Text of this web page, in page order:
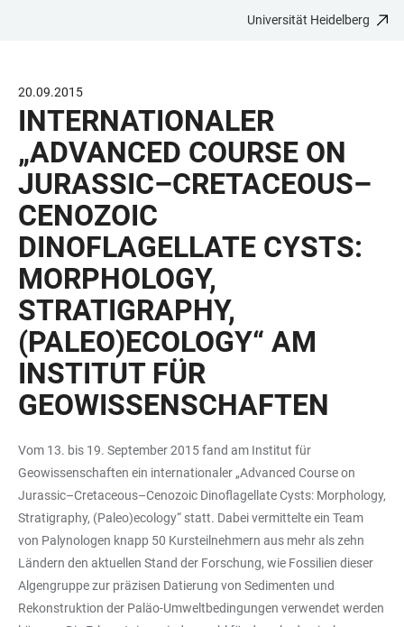
BARRIEREFREIHEIT
Universität Heidelberg
20.09.2015
INTERNATIONALER
„ADVANCED COURSE ON
JURASSIC–CRETACEOUS–
CENOZOIC
DINOFLAGELLATE CYSTS:
MORPHOLOGY,
STRATIGRAPHY,
(PALEO)ECOLOGY“ AM
INSTITUT FÜR
GEOWISSENSCHAFTEN
Vom 13. bis 19. September 2015 fand am Institut für
Geowissenschaften ein internationaler „Advanced Course on
Jurassic–Cretaceous–Cenozoic Dinoflagellate Cysts: Morphology,
Stratigraphy, (Paleo)ecology“ statt. Dabei vermittelte ein Team
von Palynologen knapp 50 Kursteilnehmern aus mehr als zehn
Ländern den aktuellen Stand der Forschung, wie Fossilien dieser
Algengruppe zur präzisen Datierung von Sedimenten und
Rekonstruktion der Paläo-Umweltbedingungen verwendet werden